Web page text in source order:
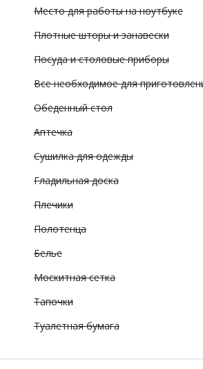
Место для работы на ноутбуке
Плотные шторы и занавески
Посуда и столовые приборы
Все необходимое для
Обеденный стол
Аптечка
Сушилка для одежды
Гладильная доска
Плечики
Полотенца
Белье
Москитная сетка
Тапочки
Туалетная бумага